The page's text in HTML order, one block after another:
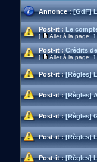
Annonce : [GdF]
Post-it : Le
[ Aller à la page:1
Post-it : Crédits
[ Aller à la page:1
Post-it : [Règles]
Post-it : [Règles]
Post-it : [Règles]
Post-it : [Règles]
Post-it : [Règles]